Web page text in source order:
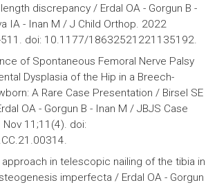
discrepancy / Erdal OA - Gorgun B -
IA - Inan M / J Child Orthop. 2022
doi: 10.1177/18632521221135192.
of Spontaneous Femoral Nerve Palsy
Dysplasia of the Hip in a Breech-
A Rare Case Presentation / Birsel SE
OA - Gorgun B - Inan M / JBJS Case
11;11(4). doi:
approach in telescopic nailing of the tibia in
imperfecta / Erdal OA - Gorgun